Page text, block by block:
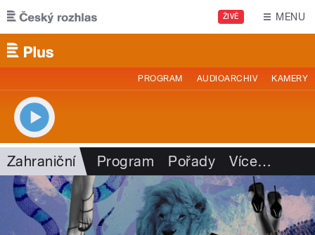
Přejít k hlavnímu obsahu
ŽIVĚ MENU
PROGRAM AUDIOARCHIV KAMERY
Zahraniční Program Pořady Více…